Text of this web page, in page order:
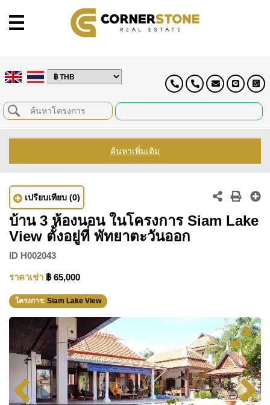
ค้นหาเพิ่มเติม
เปรียบเทียบ (0)
บ้าน 3 ห้องนอน ในโครงการ Siam Lake
View ตั้งอยู่ที่ พัทยาตะวันออก
ID H002043
ราคาเช่า ฿ 65,000
โครงการ: Siam Lake View